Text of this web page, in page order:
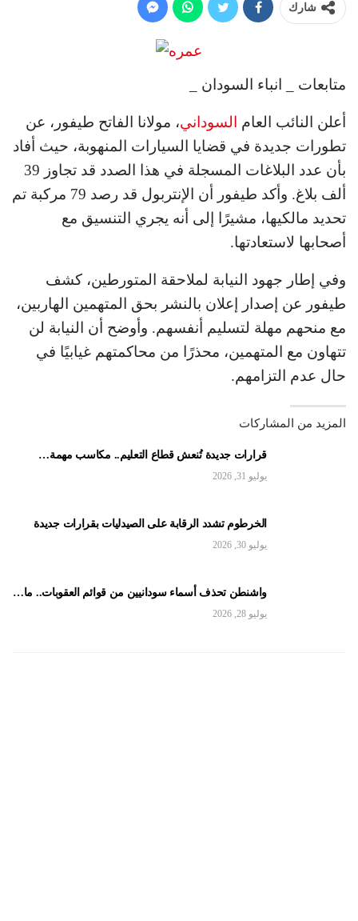
شارك
متابعات _ انباء السودان _
أعلن النائب العام السوداني، مولانا الفاتح طيفور، عن
تطورات جديدة في قضايا السيارات المنهوبة، حيث أفاد
بأن عدد البلاغات المسجلة في هذا الصدد قد تجاوز 39
ألف بلاغ. وأكد طيفور أن الإنتربول قد رصد 79 مركبة تم
تحديد مالكيها، مشيرًا إلى أنه يجري التنسيق مع
أصحابها لاستعادتها.
وفي إطار جهود النيابة لملاحقة المتورطين، كشف
طيفور عن إصدار إعلان بالنشر بحق المتهمين الهاربين،
مع منحهم مهلة لتسليم أنفسهم. وأوضح أن النيابة لن
تتهاون مع المتهمين، محذرًا من محاكمتهم غيابيًا في
حال عدم التزامهم.
المزيد من المشاركات
قرارات جديدة تُنعش قطاع التعليم.. مكاسب مهمة…
يوليو 31, 2026
الخرطوم تشدد الرقابة على الصيدليات بقرارات جديدة
يوليو 30, 2026
واشنطن تحذف أسماء سودانيين من قوائم العقوبات.. ما…
يوليو 28, 2026